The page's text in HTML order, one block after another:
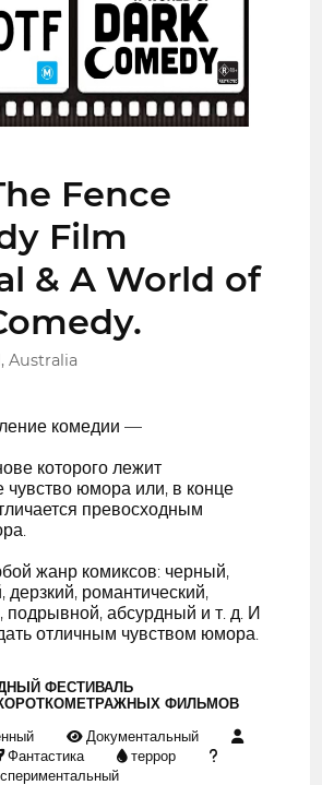
Fence
Film
& A World of
Australia
комедии —
которого лежит
чувство юмора или, в конце
превосходным
жанр комиксов: черный,
дерзкий, романтический,
подрывной, абсурдный и т. д. И
отличным чувством юмора.
ФЕСТИВАЛЬ
ФИЛЬМОВ
Документальный
Фантастика
террор